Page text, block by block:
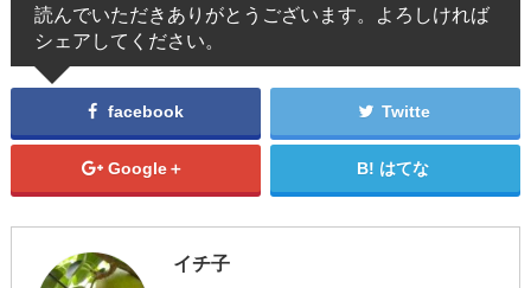
読んでいただきありがとうございます。よろしければ
シェアしてください。
facebook Twitte
Google＋ はてな
イチ子